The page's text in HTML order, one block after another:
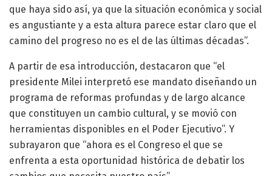
que haya sido así, ya que la situación económica y social
es angustiante y a esta altura parece estar claro que el
camino del progreso no es el de las últimas décadas”.
A partir de esa introducción, destacaron que “el
presidente Milei interpretó ese mandato diseñando un
programa de reformas profundas y de largo alcance
que constituyen un cambio cultural, y se movió con
herramientas disponibles en el Poder Ejecutivo”. Y
subrayaron que “ahora es el Congreso el que se
enfrenta a esta oportunidad histórica de debatir los